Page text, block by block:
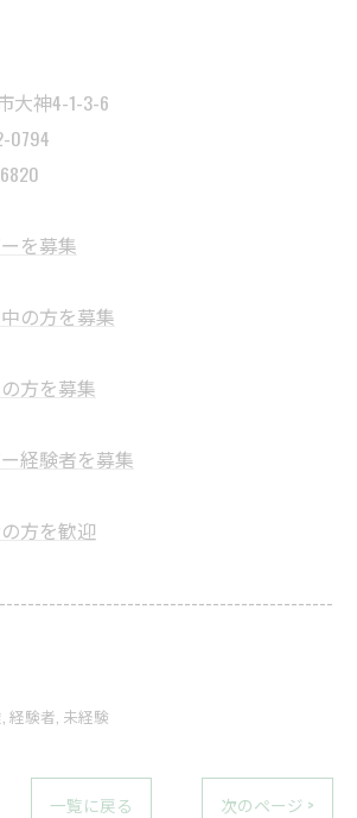
大神4-1-3-6
0794
を募集
の方を募集
方を募集
経験者を募集
方を歓迎
経験者 未経験
一覧に戻る 次のページ >